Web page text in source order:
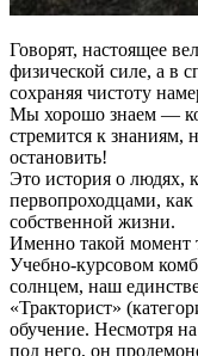
Говорят, настоящее
физической силе, а в
сохраняя чистоту
Мы хорошо знаем —
стремится к знаниям,
остановить!
Это история о людях,
первопроходцами,
собственной жизни.
Именно такой момент
Учебно-курсовом
солнцем, наш
«Тракторист»
обучение. Несмотря
под него, он